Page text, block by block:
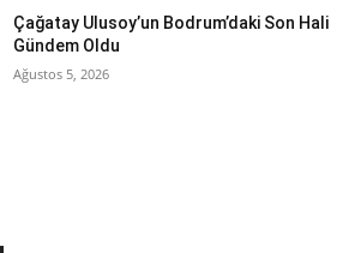
Çağatay Ulusoy’un Bodrum’daki Son Hali
Gündem Oldu
Ağustos 5, 2026